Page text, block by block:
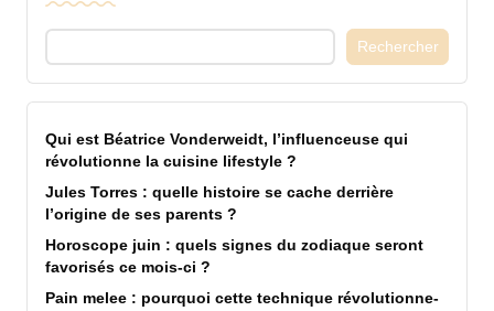
Rechercher
Qui est Béatrice Vonderweidt, l’influenceuse qui
révolutionne la cuisine lifestyle ?
Jules Torres : quelle histoire se cache derrière
l’origine de ses parents ?
Horoscope juin : quels signes du zodiaque seront
favorisés ce mois-ci ?
Pain melee : pourquoi cette technique révolutionne-